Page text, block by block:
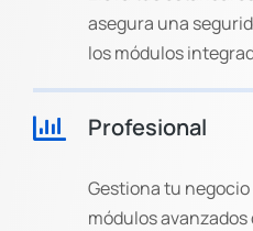
asegura una
los módulos
Profesional
Gestiona tu
módulos